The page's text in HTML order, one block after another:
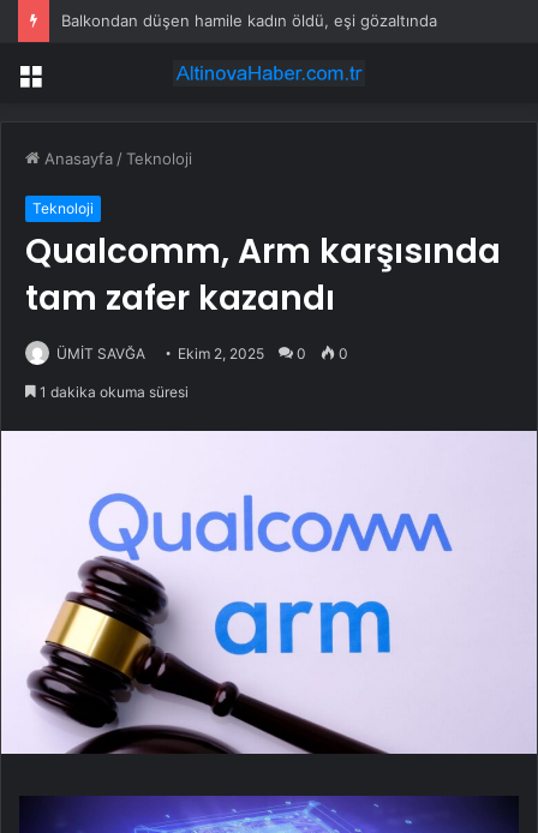
Balkondan düşen hamile kadın öldü, eşi gözaltında
Menü
Anasayfa /Teknoloji
Teknoloji
Qualcomm, Arm karşısında
tam zafer kazandı
ÜMİT SAVĞA Ekim 2, 2025 0 0
1 dakika okuma süresi